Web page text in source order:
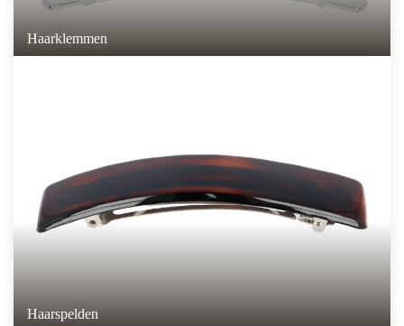
Haarklemmen
Haarspelden